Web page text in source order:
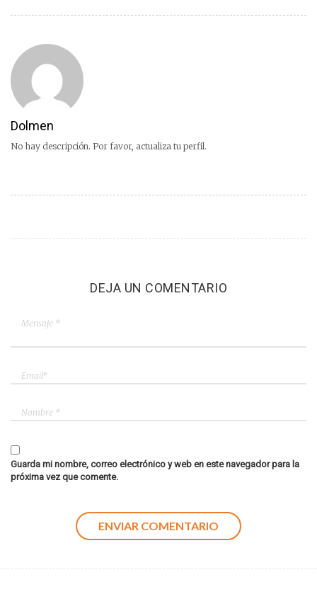
Dolmen
No hay descripción. Por favor, actualiza tu perfil.
DEJA UN COMENTARIO
Guarda mi nombre, correo electrónico y web en este navegador para la
próxima vez que comente.